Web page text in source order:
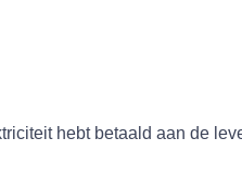
hebt betaald aan de